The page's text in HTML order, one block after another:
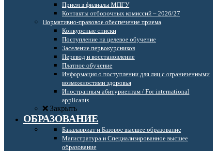
Прием в филиалы МПГУ
Контакты отборочных комиссий – 2026/27
Нормативно-правовое обеспечение приема
Конкурсные списки
Поступление на целевое обучение
Заселение первокурсников
Перевод и восстановление
Платное обучение
Информация о поступлении для лиц с ограниченными
возможностями здоровья
Иностранным абитуриентам / For international
applicants
Закрыть
ОБРАЗОВАНИЕ
Бакалавриат и Базовое высшее образование
Магистратура и Специализированное высшее
образование